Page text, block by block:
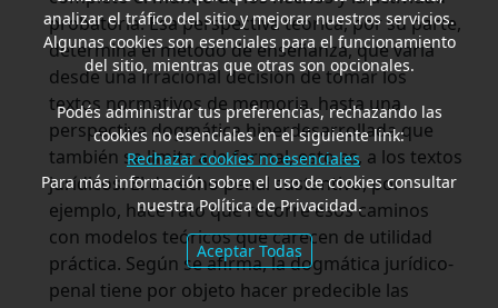
probatoria. Esa perspectiva teórica, por su parte,
determina el método de enseñanza, que varía
desde una irracional decisión de tomar los
textos normativos de memoria, hasta una
perspectiva dogmática hiperdesarrollada que
también se limita a lo formal, esto es, a los textos
jurídicos. El derecho penal sustantivo, por
ejemplo, hace rato que recorre esos caminos
con modelos teóricos que carecen de utilidad
práctica. Según se afirma, la dogmática jurídico-
penal tiene por objeto hacer predecible las
analizar el tráfico del sitio y mejorar nuestros servicios.
Algunas cookies son esenciales para el funcionamiento
del sitio, mientras que otras son opcionales.
Podés administrar tus preferencias, rechazando las
cookies no esenciales en el siguiente link:
Rechazar cookies no esenciales
Para más información sobre el uso de cookies consultar
nuestra Política de Privacidad.
Aceptar Todas